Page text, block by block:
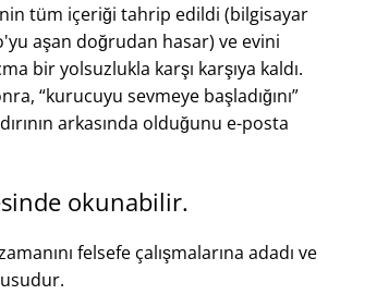
tüm içeriği tahrip edildi (bilgisayar
aşan doğrudan hasar) ve evini
bir yolsuzlukla karşı karşıya kaldı.
kurucuyu sevmeye başladığını
arkasında olduğunu e-posta
okunabilir.
felsefe çalışmalarına adadı ve